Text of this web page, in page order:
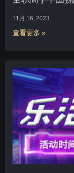
11月 16, 2023
查看更多 »